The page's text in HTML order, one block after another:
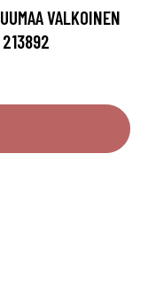
VALKOINEN
213892